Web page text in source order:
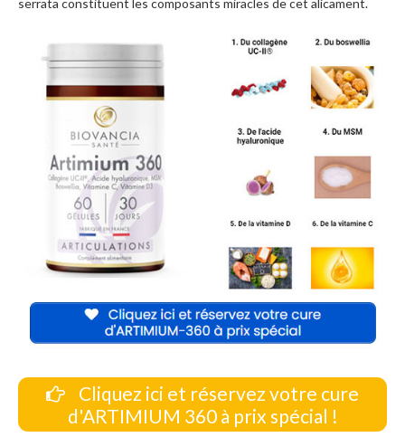
Cliquez ici et réservez votre cure
d'ARTIMIUM 360 à prix spécial !